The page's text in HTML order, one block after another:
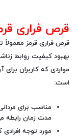
قرص فراری
قرص فراری قرمز معمولاً
بهبود کیفیت روابط
مواردی که کاربران
است:
مناسب برای
مدت زمان رابطه
مورد توجه